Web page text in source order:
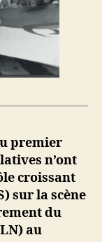
premier
n’ont
croissant
sur la scène
du
au